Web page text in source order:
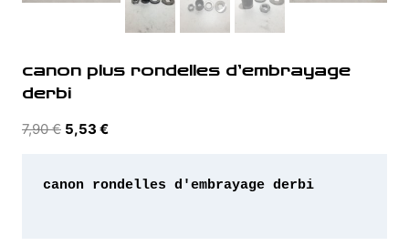
canon plus rondelles d’embrayage
derbi
7,90€ Le
était :
5,53 €Le
est :
canon rondelles d'embrayage derbi